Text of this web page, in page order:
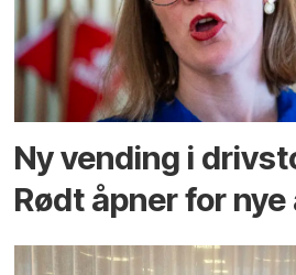
Ny vending i
Rødt åpner for